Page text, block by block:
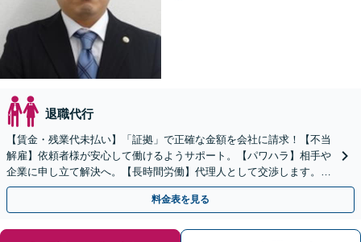
退職代行
【賃金・残業代未払い】「証拠」で正確な金額を会社に請求！【不当
解雇】依頼者様が安心して働けるようサポート。【パワハラ】相手や
企業に申し立て解決へ。【長時間労働】代理人として交渉します。
【新たな業務形態・コロナ禍】でのトラブルも対応可！
料金表を見る